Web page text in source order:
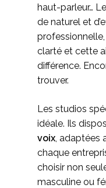
haut-parleur…
de naturel et
clarté et cette
différence.
trouver.
Les studios
idéale. Ils
voix, adaptées
chaque
choisir non
masculine ou